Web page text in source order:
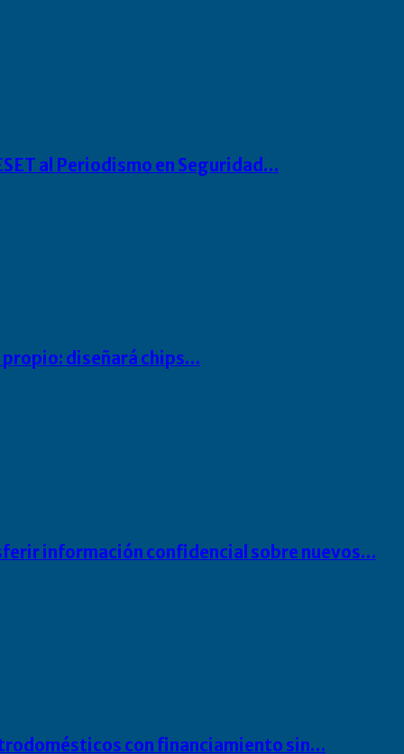
al Periodismo en Seguridad…
propio: diseñará chips…
información confidencial sobre nuevos…
con financiamiento sin…